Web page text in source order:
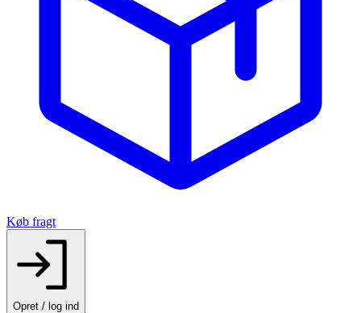
Køb fragt
Opret / log ind